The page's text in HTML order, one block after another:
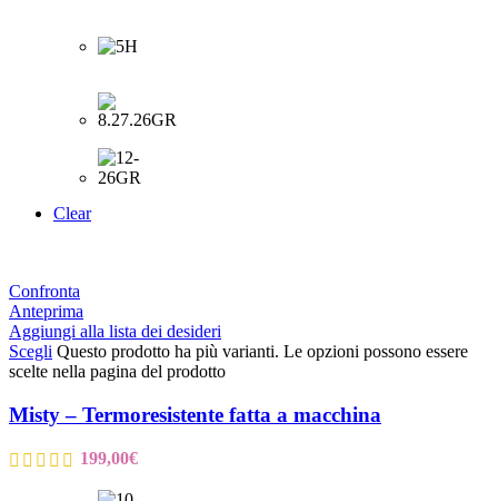
Clear
Confronta
Anteprima
Aggiungi alla lista dei desideri
Scegli Questo prodotto ha più varianti. Le opzioni possono essere
scelte nella pagina del prodotto
Misty – Termoresistente fatta a macchina
199,00€